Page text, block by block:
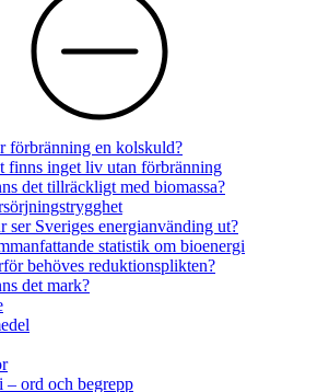
förbränning en kolskuld?
finns inget liv utan förbränning
det tillräckligt med biomassa?
ser Sveriges energianvänding ut?
statistik om bioenergi
behöves reduktionsplikten?
det mark?
– ord och begrepp